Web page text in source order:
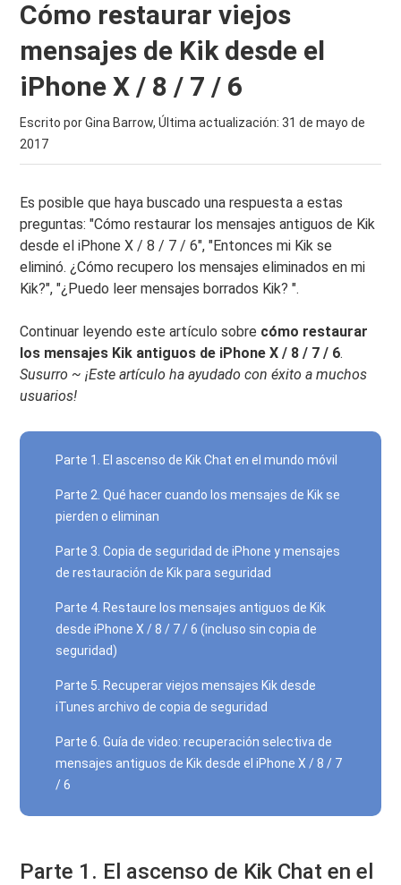
Cómo restaurar viejos
mensajes de Kik desde el
iPhone X / 8 / 7 / 6
Escrito por Gina Barrow, Última actualización:31 de mayo de
2017
Es posible que haya buscado una respuesta a estas
preguntas: "Cómo restaurar los mensajes antiguos de Kik
desde el iPhone X / 8 / 7 / 6", "Entonces mi Kik se
eliminó. ¿Cómo recupero los mensajes eliminados en mi
Kik?", "¿Puedo leer mensajes borrados Kik? ".
Continuar leyendo este artículo sobre cómo restaurar
los mensajes Kik antiguos de iPhone X / 8 / 7 / 6.
Susurro ~ ¡Este artículo ha ayudado con éxito a muchos
usuarios!
Parte 1. El ascenso de Kik Chat en el mundo móvil
Parte 2. Qué hacer cuando los mensajes de Kik se
pierden o eliminan
Parte 3. Copia de seguridad de iPhone y mensajes
de restauración de Kik para seguridad
Parte 4. Restaure los mensajes antiguos de Kik
desde iPhone X / 8 / 7 / 6 (incluso sin copia de
seguridad)
Parte 5. Recuperar viejos mensajes Kik desde
iTunes archivo de copia de seguridad
Parte 6. Guía de video: recuperación selectiva de
mensajes antiguos de Kik desde el iPhone X / 8 / 7
/ 6
Parte 1. El ascenso de Kik Chat en el